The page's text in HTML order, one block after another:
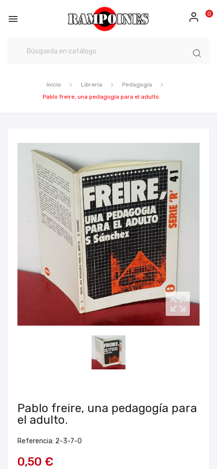
 0
Inicio Librería
Pedagogía
Pablo freire, una pedagogía para el adulto.
Pablo freire, una pedagogía para
el adulto.
Referencia: 2-3-7-0
0,50 €